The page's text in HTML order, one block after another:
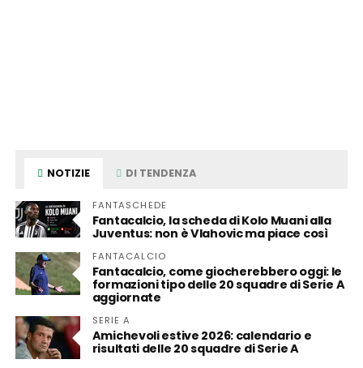
NOTIZIE DI TENDENZA
FANTASCHEDE
Fantacalcio, la scheda di Kolo Muani alla
Juventus: non è Vlahovic ma piace così
FANTACALCIO
Fantacalcio, come giocherebbero oggi: le
formazioni tipo delle 20 squadre di Serie A
aggiornate
SERIE A
Amichevoli estive 2026: calendario e
risultati delle 20 squadre di Serie A